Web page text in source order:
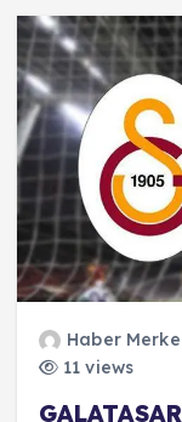
Haber
11 views